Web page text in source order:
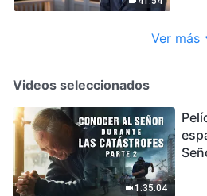
Ver más
Videos seleccionados
1:35:04